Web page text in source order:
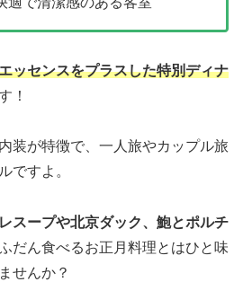
ッセンスをプラスした特別ディナ
！
装が特徴で、一人旅やカップル旅
ですよ。
スープや北京ダック、鮑とポルチ
だん食べるお正月料理とはひと味
せんか？